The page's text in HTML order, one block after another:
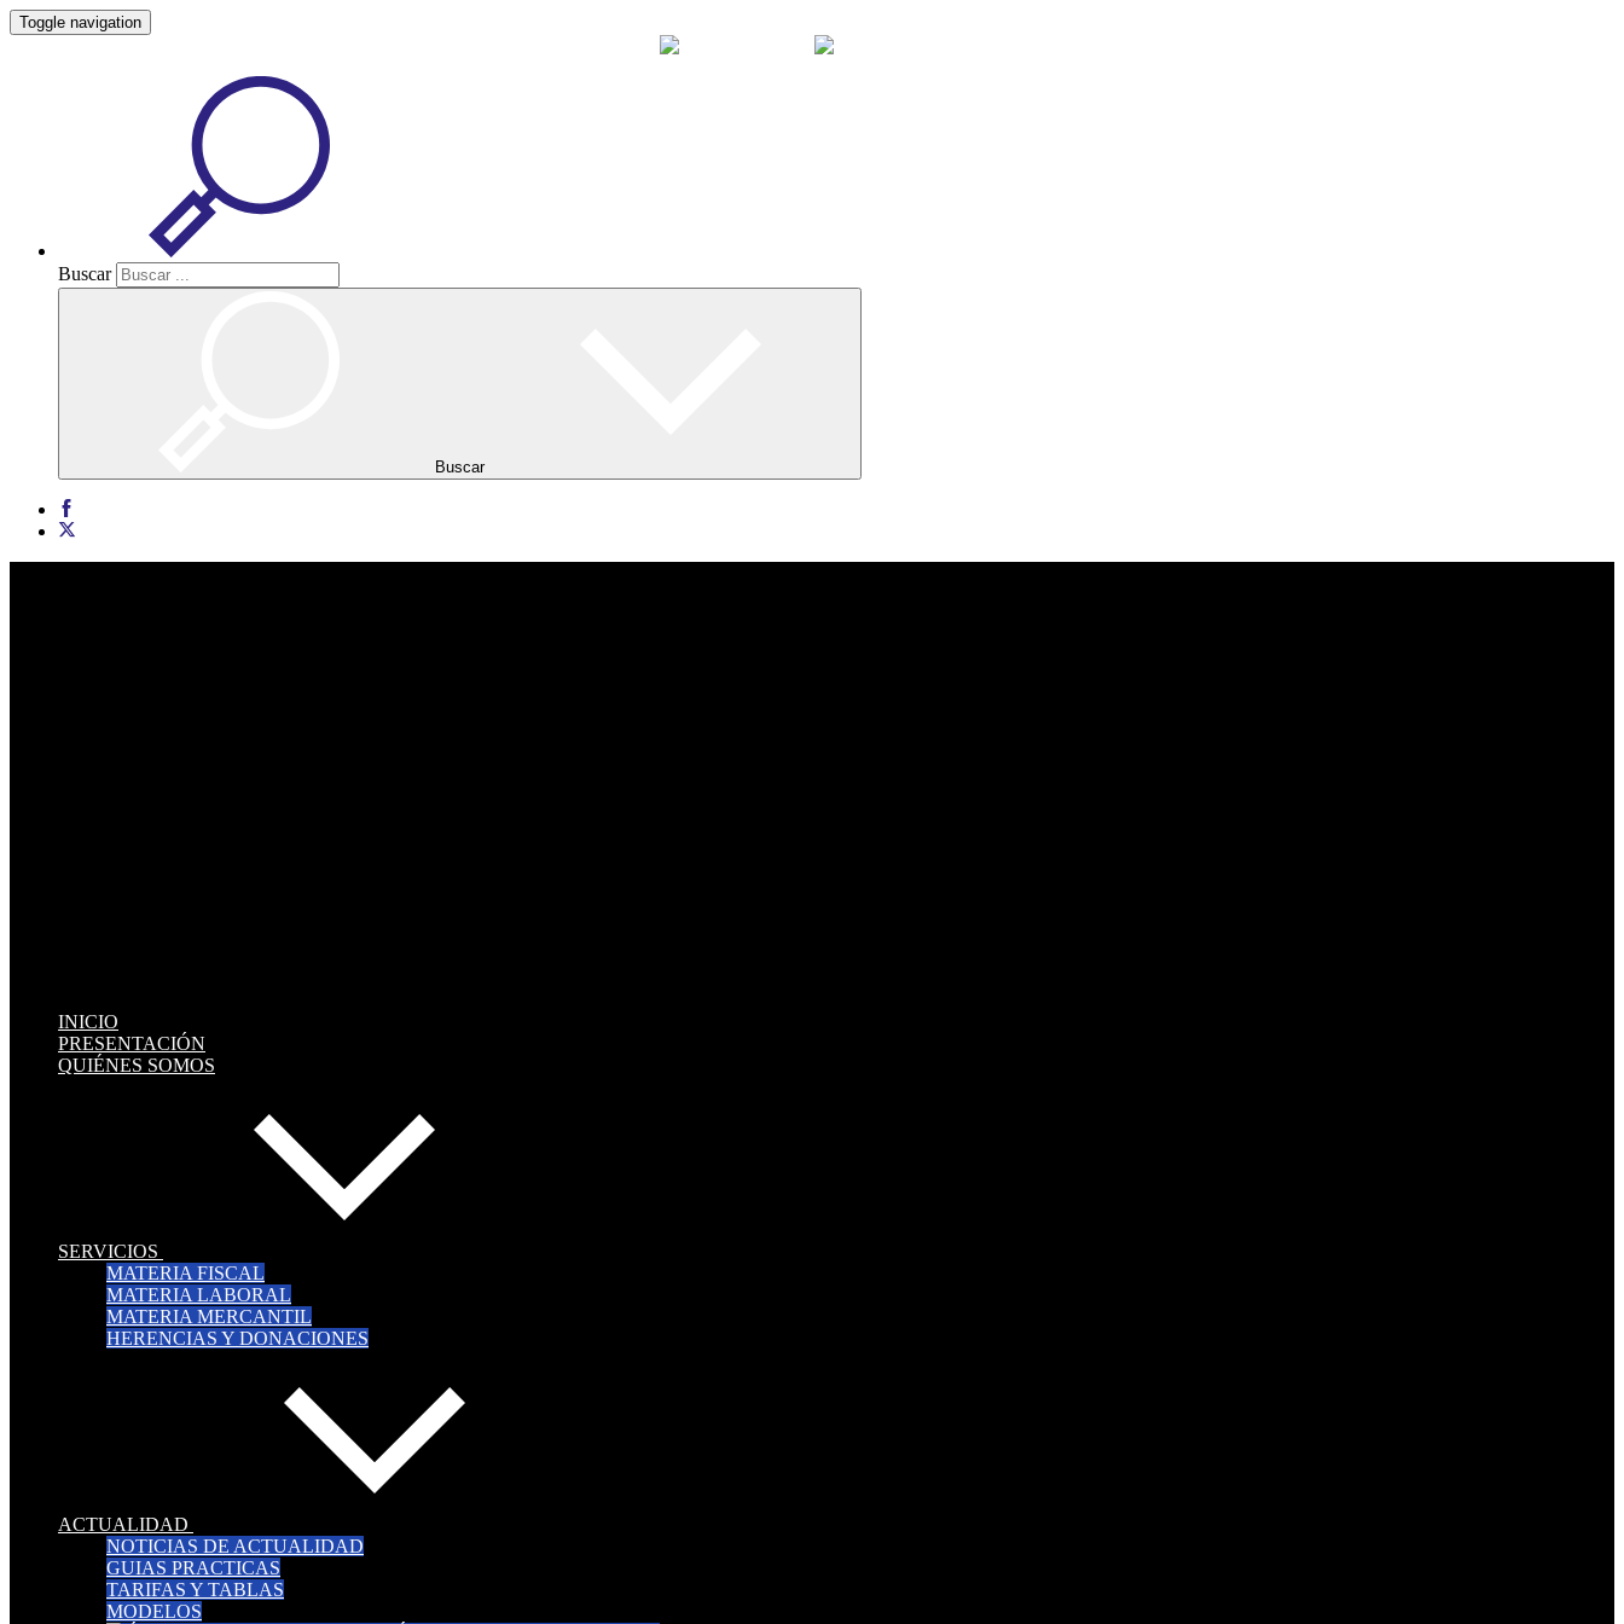
Toggle navigation
Buscar
Buscar
INICIO
PRESENTACIÓN
QUIÉNES SOMOS
SERVICIOS
MATERIA FISCAL
MATERIA LABORAL
MATERIA MERCANTIL
HERENCIAS Y DONACIONES
ACTUALIDAD
NOTICIAS DE ACTUALIDAD
GUIAS PRACTICAS
TARIFAS Y TABLAS
MODELOS